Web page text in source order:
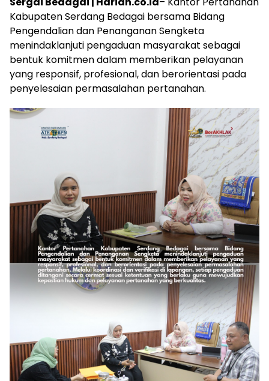
Kabupaten Serdang Bedagai bersama Bidang
Pengendalian dan Penanganan Sengketa
menindaklanjuti pengaduan masyarakat sebagai
bentuk komitmen dalam memberikan pelayanan
yang responsif, profesional, dan berorientasi pada
penyelesaian permasalahan pertanahan.